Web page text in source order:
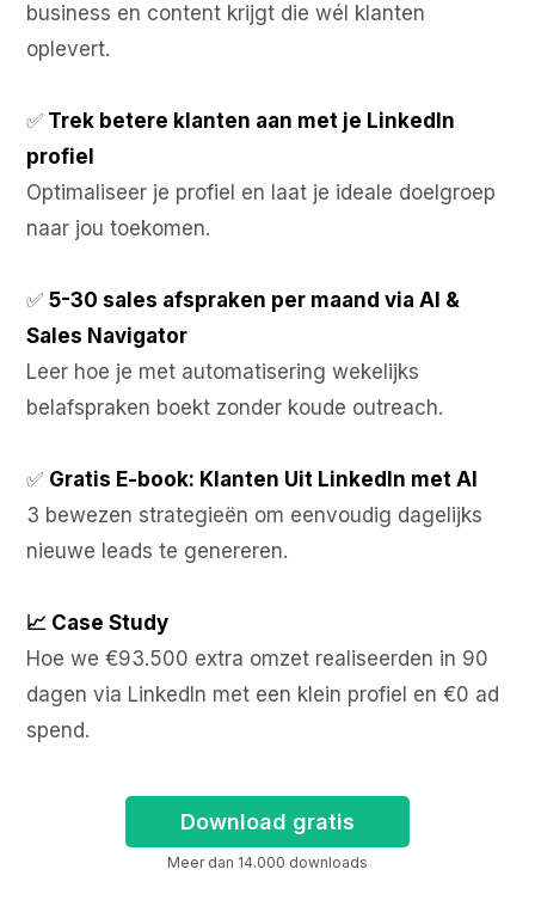
business en content krijgt die wél klanten
oplevert.
✅ Trek betere klanten aan met je LinkedIn
profiel
Optimaliseer je profiel en laat je ideale doelgroep
naar jou toekomen.
✅ 5-30 sales afspraken per maand via AI &
Sales Navigator
Leer hoe je met automatisering wekelijks
belafspraken boekt zonder koude outreach.
✅ Gratis E-book: Klanten Uit LinkedIn met AI
3 bewezen strategieën om eenvoudig dagelijks
nieuwe leads te genereren.
📈 Case Study
Hoe we €93.500 extra omzet realiseerden in 90
dagen via LinkedIn met een klein profiel en €0 ad
spend.
Download gratis
Meer dan 14.000 downloads